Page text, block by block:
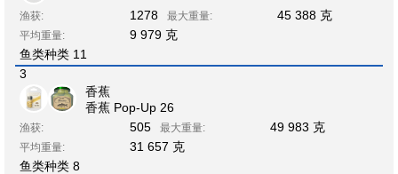
渔获: 1278 最大重量: 45 388 克
平均重量:
9 979 克
鱼类种类 11
3
香蕉
香蕉 Pop-Up 26
渔获: 505 最大重量: 49 983 克
平均重量:
31 657 克
鱼类种类 8